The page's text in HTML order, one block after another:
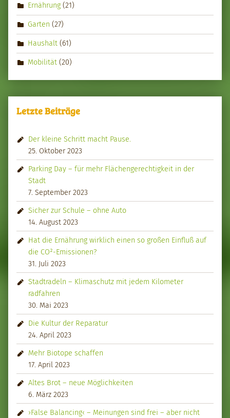
Ernährung (21)
Garten (27)
Haushalt (61)
Mobilität (20)
Letzte Beiträge
Der kleine Schritt macht Pause.
25. Oktober 2023
Parking Day – für mehr Flächengerechtigkeit in der
Stadt
7. September 2023
Sicher zur Schule – ohne Auto
14. August 2023
Hat die Ernährung wirklich einen so großen Einfluß auf
die CO²-Emissionen?
31. Juli 2023
Stadtradeln – Klimaschutz mit jedem Kilometer
radfahren
30. Mai 2023
Die Kultur der Reparatur
24. April 2023
Mehr Biotope schaffen
17. April 2023
Altes Brot – neue Möglichkeiten
6. März 2023
›False Balancing‹ – Meinungen sind frei – aber nicht